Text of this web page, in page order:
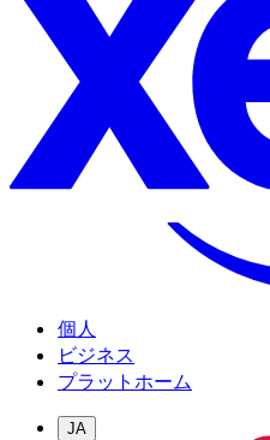
個人
ビジネス
プラットホーム
JA